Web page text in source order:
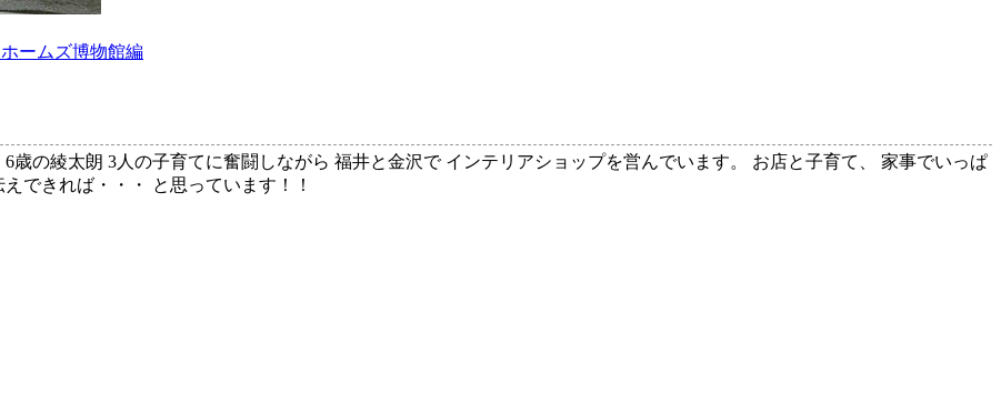
ームズ博物館編
歳の綾太朗 3人の子育てに奮闘しながら 福井と金沢で インテリアショップを営んでいます。 お店と子育て、 家事でいっぱ
できれば・・・ と思っています！！